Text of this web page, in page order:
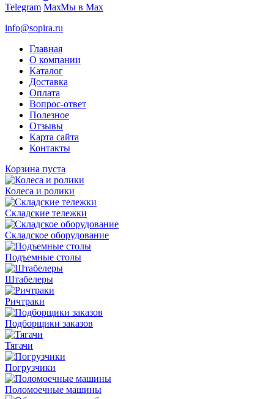
Telegram
Мы в Max
info@sopira.ru
Главная
О компании
Каталог
Доставка
Оплата
Вопрос-ответ
Полезное
Отзывы
Карта сайта
Контакты
Корзина пуста
Колеса и ролики
Складские тележки
Складское оборудование
Подъемные столы
Штабелеры
Ричтраки
Подборщики заказов
Тягачи
Погрузчики
Поломоечные машины